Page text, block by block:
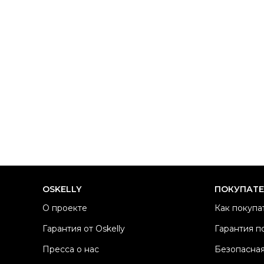
OSKELLY
О проекте
Гарантия от Oskelly
Пресса о нас
Как
Гарантия